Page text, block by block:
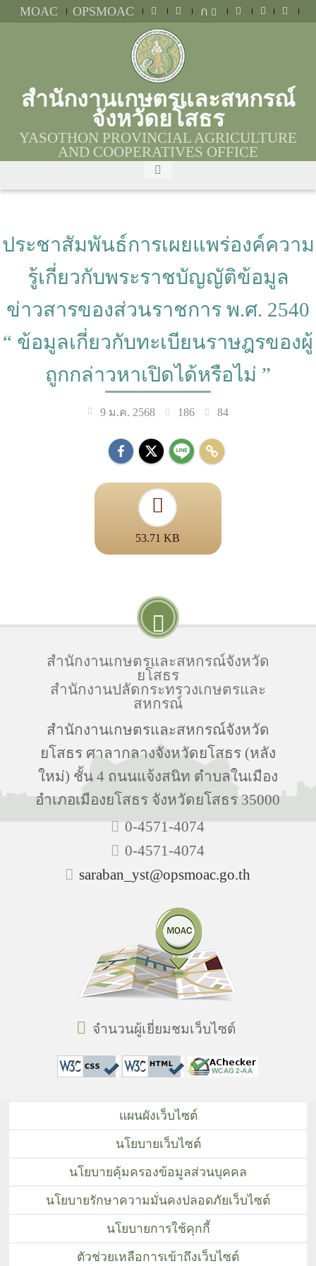
MOAC OPSMOAC ก
สำนักงานเกษตรและสหกรณ์
จังหวัดยโสธร
YASOTHON PROVINCIAL AGRICULTURE
AND COOPERATIVES OFFICE
ประชาสัมพันธ์การเผยแพร่องค์ความ
รู้เกี่ยวกับพระราชบัญญัติข้อมูล
ข่าวสารของส่วนราชการ พ.ศ. 2540
“ ข้อมูลเกี่ยวกับทะเบียนราษฎรของผู้
ถูกกล่าวหาเปิดได้หรือไม่ ”
9 ม.ค. 2568 186 84
53.71 KB
สำนักงานเกษตรและสหกรณ์จังหวัด
ยโสธร
สำนักงานปลัดกระทรวงเกษตรและ
สหกรณ์
สำนักงานเกษตรและสหกรณ์จังหวัด
ยโสธร ศาลากลางจังหวัดยโสธร (หลัง
ใหม่) ชั้น 4 ถนนแจ้งสนิท ตำบลในเมือง
อำเภอเมืองยโสธร จังหวัดยโสธร 35000
0-4571-4074
0-4571-4074
saraban_yst@opsmoac.go.th
จำนวนผู้เยี่ยมชมเว็บไซต์
แผนผังเว็บไซต์
นโยบายเว็บไซต์
นโยบายคุ้มครองข้อมูลส่วนบุคคล
นโยบายรักษาความมั่นคงปลอดภัยเว็บไซต์
นโยบายการใช้คุกกี้
ตัวช่วยเหลือการเข้าถึงเว็บไซต์